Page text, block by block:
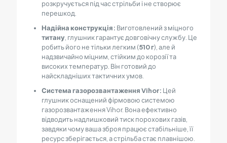
розкручується під час стрільби і не створює
перешкод.
Надійна конструкція: Виготовлений з міцного
титану, глушник гарантує довговічну службу. Це
робить його не тільки легким (510 г), але й
надзвичайно міцним, стійким до корозії та
високих температур. Він готовий до
найскладніших тактичних умов.
Система газорозвантаження Vihor: Цей
глушник оснащений фірмовою системою
газорозвантаження Vihor. Вона ефективно
відводить надлишковий тиск порохових газів,
завдяки чому ваша зброя працює стабільніше, її
ресурс зберігається, а стрільба стає плавнішою.